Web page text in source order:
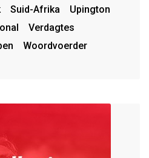
Suid-Afrika
Upington
Verdagtes
Woordvoerder